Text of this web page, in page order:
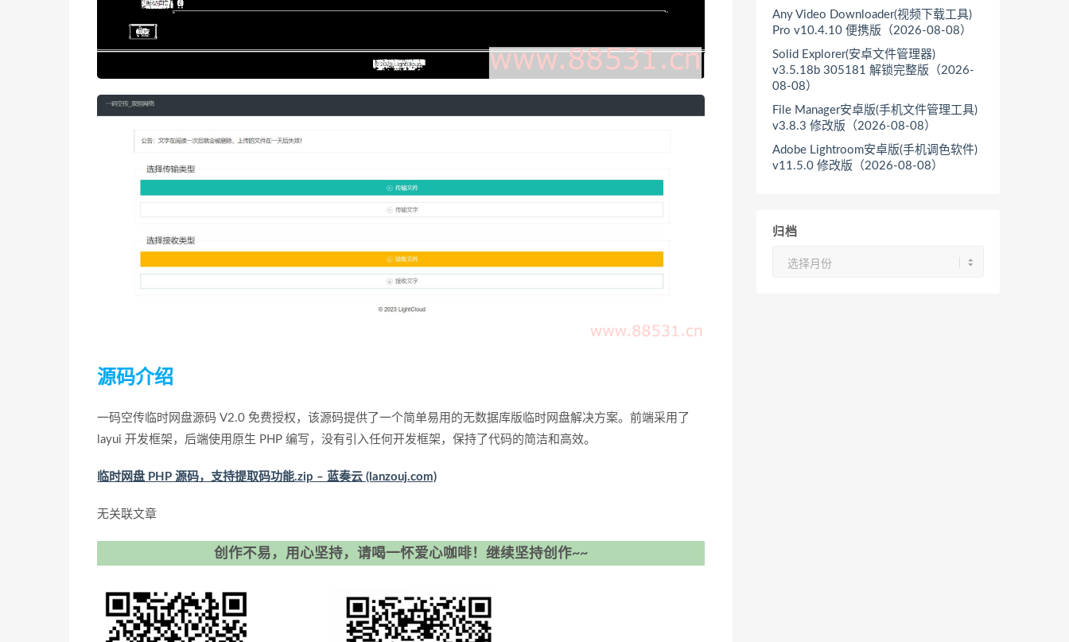
源码介绍
一码空传临时网盘源码 V2.0 免费授权，该源码提供了一个简单易用的无数据库版临时网盘解决方案。前端采用了
layui 开发框架，后端使用原生 PHP 编写，没有引入任何开发框架，保持了代码的简洁和高效。
临时网盘 PHP 源码，支持提取码功能.zip – 蓝奏云 (lanzouj.com)
无关联文章
创作不易，用心坚持，请喝一怀爱心咖啡！继续坚持创作~~
Any Video Downloader(视频下载工具)
Pro v10.4.10 便携版（2026-08-08）
Solid Explorer(安卓文件管理器)
v3.5.18b 305181 解锁完整版（2026-
08-08）
File Manager安卓版(手机文件管理工具)
v3.8.3 修改版（2026-08-08）
Adobe Lightroom安卓版(手机调色软件)
v11.5.0 修改版（2026-08-08）
归档